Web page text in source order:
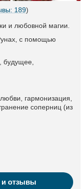
189)
и любовной магии.
с помощью
будущее,
гармонизация,
соперниц (из
отзывы